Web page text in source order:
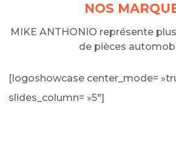
NOS
MIKE ANTHONIO représente
de pièces
[logoshowcase center_mode=
slides_column= »5″]